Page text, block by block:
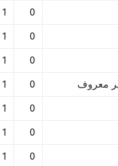
0
1
0
1
0
1
معروف
0
1
0
1
0
1
0
1